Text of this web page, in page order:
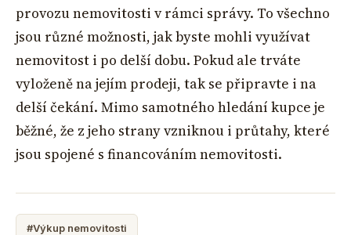
provozu nemovitosti v rámci správy. To všechno
jsou různé možnosti, jak byste mohli využívat
nemovitost i po delší dobu. Pokud ale trváte
vyloženě na jejím prodeji, tak se připravte i na
delší čekání. Mimo samotného hledání kupce je
běžné, že z jeho strany vzniknou i průtahy, které
jsou spojené s financováním nemovitosti.
#Výkup nemovitosti